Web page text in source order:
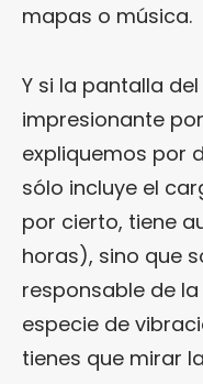
mapas o música.
Y si la pantalla del
impresionante
expliquemos por
sólo incluye el
por cierto, tiene
horas), sino que
responsable de
especie de
tienes que mirar